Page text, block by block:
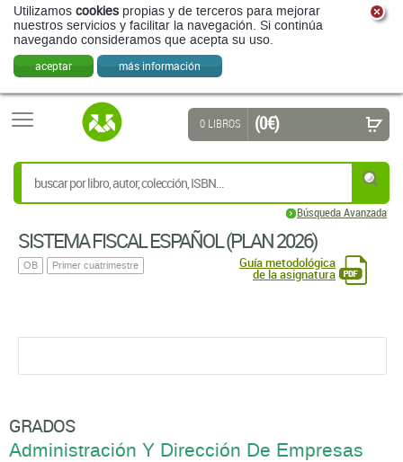
Utilizamos cookies propias y de terceros para mejorar
nuestros servicios y facilitar la navegación. Si continúa
navegando consideramos que acepta su uso.
aceptar más información
Búsqueda Avanzada
0 LIBROS (0 €)
SISTEMA FISCAL ESPAÑOL (PLAN 2026)
OB Primer cuatrimestre Guía metodológica
de la asignatura
GRADOS
Administración Y Dirección De Empresas